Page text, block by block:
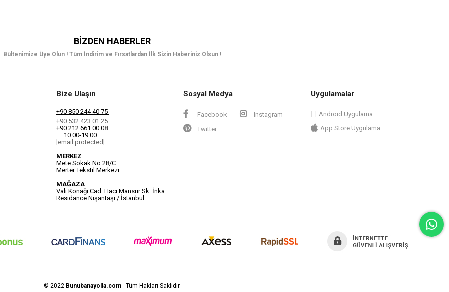
BIZDEN HABERLER
Bültenimize Üye Olun ! Tüm İndirim ve Fırsatlardan İlk Sizin Haberiniz Olsun !
Bize Ulaşın
+90 850 244 40 75
+90 532 423 01 25
+90 212 661 00 08
10:00-19.00
[email protected]
MERKEZ
Mete Sokak No 28/C
Merter Tekstil Merkezi
MAĞAZA
Vali Konağı Cad. Hacı Mansur Sk. İnka
Residance Nişantaşı / İstanbul
Sosyal Medya
Facebook
Instagram
Twitter
Uygulamalar
Android Uygulama
App Store Uygulama
© 2022 Bunubanayolla.com - Tüm Hakları Saklıdır.